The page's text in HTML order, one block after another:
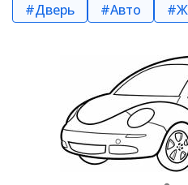
#Дверь
#Авто